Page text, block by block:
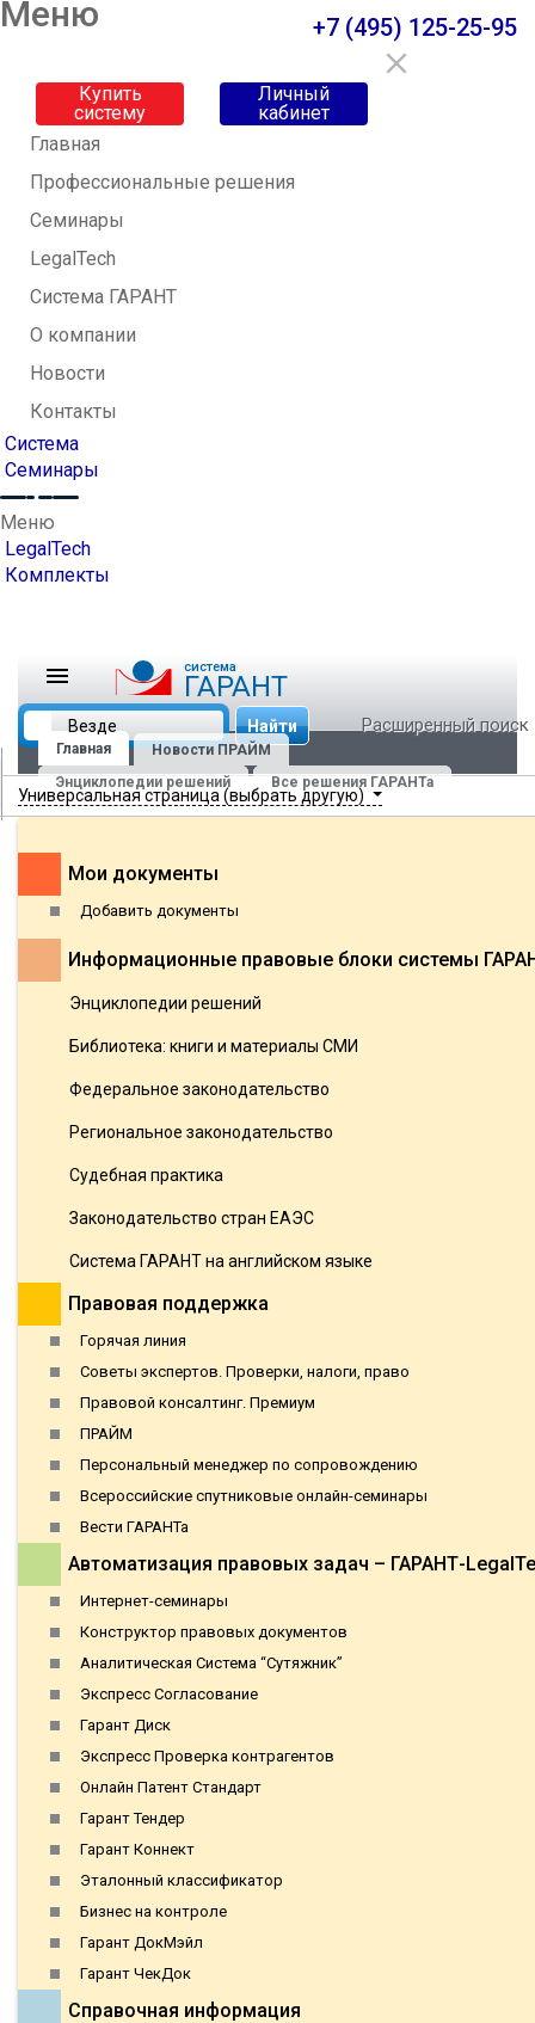
Меню
Купить
систему
Личный
кабинет
Главная
Профессиональные решения
Семинары
LegalTech
Система ГАРАНТ
О компании
Новости
Контакты
Система
Семинары
Меню
LegalTech
Комплекты
+7 (495) 125-25-95
cистема
ГАРАНТ
Найти Расширенный поиск
Главная
Новости ПРАЙМ
Энциклопедии решений
Все решения ГАРАНТа
Универсальная страница (выбрать другую)
Мои документы
Добавить документы
Информационные правовые блоки системы
Энциклопедии решений
Библиотека: книги и материалы СМИ
Федеральное законодательство
Региональное законодательство
Судебная практика
Законодательство стран ЕАЭС
Система ГАРАНТ на английском языке
Правовая поддержка
Горячая линия
Советы экспертов. Проверки, налоги, право
Правовой консалтинг. Премиум
ПРАЙМ
Персональный менеджер по сопровождению
Всероссийские спутниковые онлайн-семинары
Вести ГАРАНТа
Автоматизация правовых задач – ГАРАНТ-
Интернет-семинары
Конструктор правовых документов
Аналитическая Система “Сутяжник”
Экспресс Согласование
Гарант Диск
Экспресс Проверка контрагентов
Онлайн Патент Стандарт
Гарант Тендер
Гарант Коннект
Эталонный классификатор
Бизнес на контроле
Гарант ДокМэйл
Гарант ЧекДок
Справочная информация